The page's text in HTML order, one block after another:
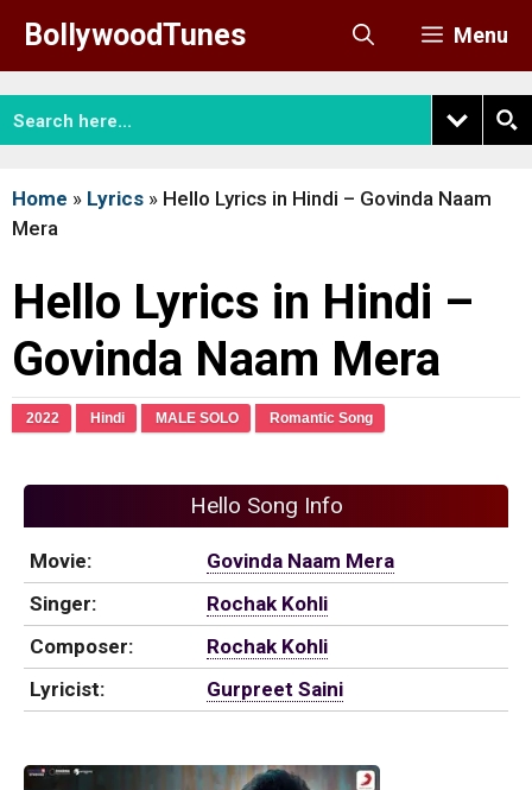
content
BollywoodTunes Menu
Home » Lyrics » Hello Lyrics in Hindi – Govinda Naam
Mera
Hello Lyrics in Hindi –
Govinda Naam Mera
2022 Hindi MALE SOLO Romantic Song
Hello Song Info
Movie:
Govinda Naam Mera
Singer:
Rochak Kohli
Composer:
Rochak Kohli
Lyricist:
Gurpreet Saini